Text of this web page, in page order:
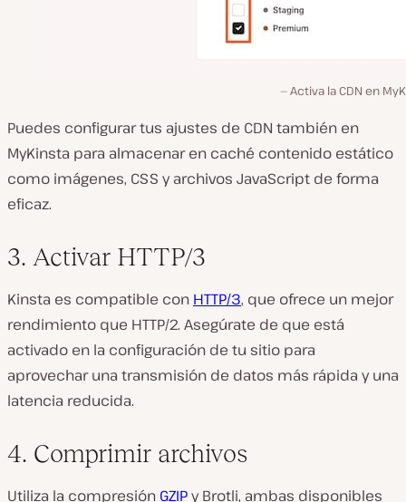
Activa la CDN en
Puedes configurar tus ajustes de CDN también en
MyKinsta para almacenar en caché contenido estático
como imágenes, CSS y archivos JavaScript de forma
eficaz.
3. Activar HTTP/3
Kinsta es compatible con HTTP/3, que ofrece un mejor
rendimiento que HTTP/2. Asegúrate de que está
activado en la configuración de tu sitio para
aprovechar una transmisión de datos más rápida y una
latencia reducida.
4. Comprimir archivos
Utiliza la compresión GZIPy Brotli, ambas disponibles